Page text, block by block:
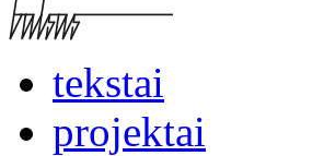
tekstai
projektai